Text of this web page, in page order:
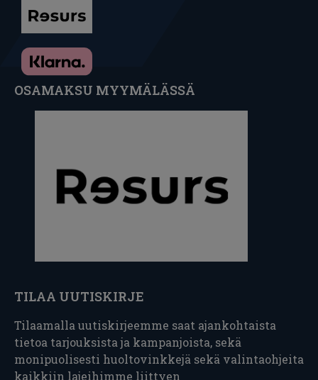
OSAMAKSU MYYMÄLÄSSÄ
TILAA UUTISKIRJE
Tilaamalla uutiskirjeemme saat ajankohtaista
tietoa tarjouksista ja kampanjoista, sekä
monipuolisesti huoltovinkkejä sekä valintaohjeita
kaikkiin lajeihimme liittyen